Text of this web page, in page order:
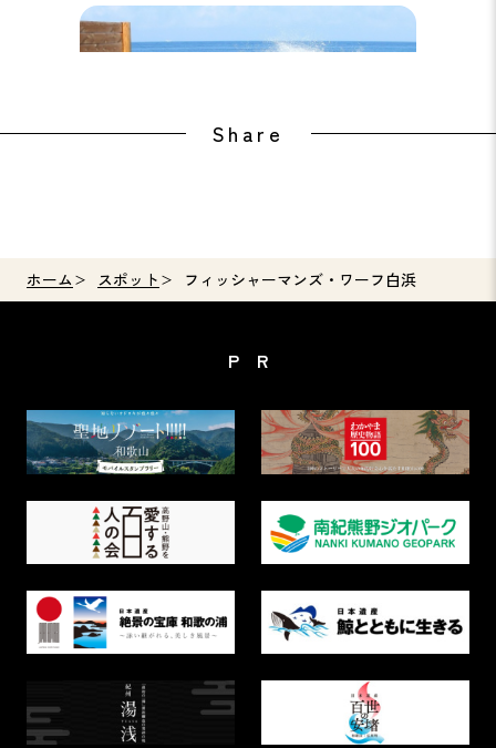
ホーム スポット フィッシャーマンズ・ワーフ白浜
崎の湯
Share
PR